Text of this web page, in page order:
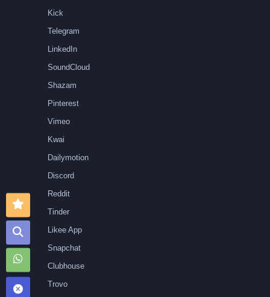
Kick
Telegram
LinkedIn
SoundCloud
Shazam
Pinterest
Vimeo
Kwai
Dailymotion
Discord
Reddit
Tinder
Likee App
Snapchat
Clubhouse
Trovo